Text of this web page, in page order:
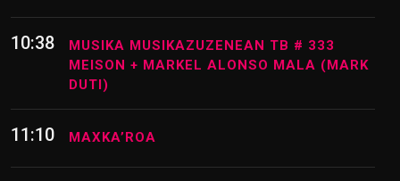
10:38
MUSIKA MUSIKAZUZENEAN TB # 333
MEISON + MARKEL ALONSO MALA (MARK
DUTI)
11:10 MAXKA’ROA